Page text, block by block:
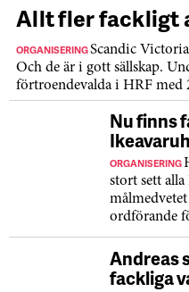
Allt fler fackligt
ORGANISERINGScandic
Och de är i gott sällskap.
förtroendevalda i HRF med
Nu finns
ORGANISERING
stort sett alla
målmedvetet
ordförande
Andreas
fackliga